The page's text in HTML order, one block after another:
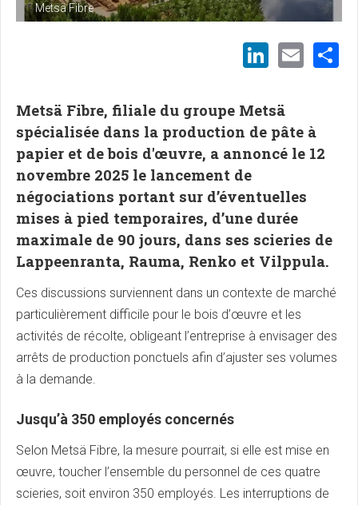
Metsä Fibre
Metsä Fibre, filiale du groupe Metsä
spécialisée dans la production de pâte à
papier et de bois d'œuvre, a annoncé le 12
novembre 2025 le lancement de
négociations portant sur d’éventuelles
mises à pied temporaires, d’une durée
maximale de 90 jours, dans ses scieries de
Lappeenranta, Rauma, Renko et Vilppula.
Ces discussions surviennent dans un contexte de marché
particulièrement difficile pour le bois d’œuvre et les
activités de récolte, obligeant l’entreprise à envisager des
arrêts de production ponctuels afin d’ajuster ses volumes
à la demande.
Jusqu’à 350 employés concernés
Selon Metsä Fibre, la mesure pourrait, si elle est mise en
œuvre, toucher l’ensemble du personnel de ces quatre
scieries, soit environ 350 employés. Les interruptions de